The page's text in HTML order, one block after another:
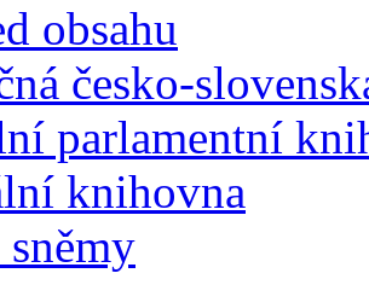
obsahu
česko-
parlamentní
knihovna
sněmy